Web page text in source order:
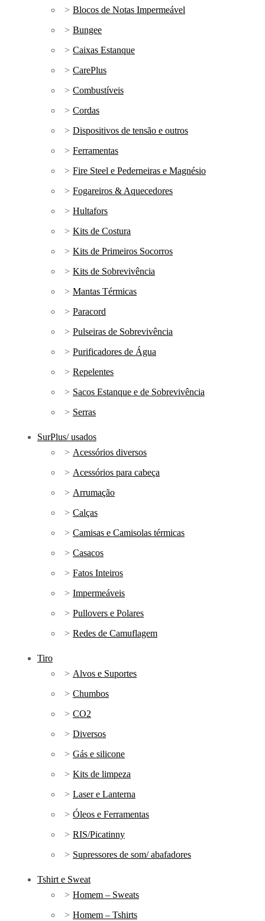
Blocos de Notas Impermeável
Bungee
Caixas Estanque
CarePlus
Combustíveis
Cordas
Dispositivos de tensão e outros
Ferramentas
Fire Steel e Pederneiras e Magnésio
Fogareiros & Aquecedores
Hultafors
Kits de Costura
Kits de Primeiros Socorros
Kits de Sobrevivência
Mantas Térmicas
Paracord
Pulseiras de Sobrevivência
Purificadores de Água
Repelentes
Sacos Estanque e de Sobrevivência
Serras
SurPlus/ usados
Acessórios diversos
Acessórios para cabeça
Arrumação
Calças
Camisas e Camisolas térmicas
Casacos
Fatos Inteiros
Impermeáveis
Pullovers e Polares
Redes de Camuflagem
Tiro
Alvos e Suportes
Chumbos
CO2
Diversos
Gás e silicone
Kits de limpeza
Laser e Lanterna
Óleos e Ferramentas
RIS/Picatinny
Supressores de som/ abafadores
Tshirt e Sweat
Homem – Sweats
Homem – Tshirts